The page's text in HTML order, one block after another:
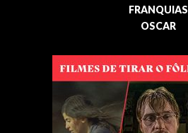
FRANQUIAS
OSCAR